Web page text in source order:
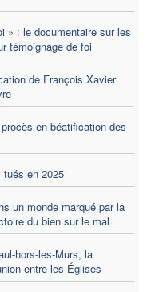
» : le documentaire sur les
témoignage de foi
de François Xavier
en béatification des
en 2025
un monde marqué par la
du bien sur le mal
hors-les-Murs, la
entre les Églises